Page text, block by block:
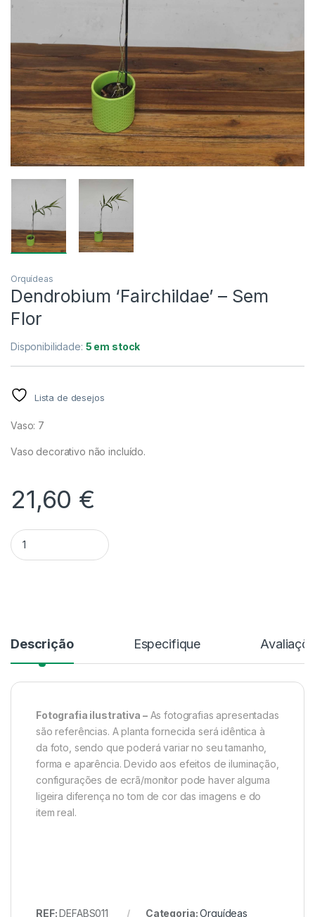
Orquídeas
Dendrobium ‘Fairchildae’ – Sem
Flor
Disponibilidade: 5 em stock
Lista de desejos
Vaso: 7
Vaso decorativo não incluído.
21,60 €
Quantidade Dendrobium 'Fairchildae' – Sem Flor
Descrição Especifique
Fotografia ilustrativa –As fotografias apresentadas
são referências. A planta fornecida será idêntica à
da foto, sendo que poderá variar no seu tamanho,
forma e aparência. Devido aos efeitos de iluminação,
configurações de ecrã/monitor pode haver alguma
ligeira diferença no tom de cor das imagens e do
item real.
REF:DEFABS011 Categoria:Orquídeas